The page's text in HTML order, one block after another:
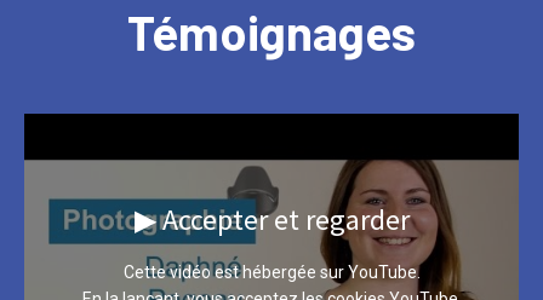
Témoignages
▶ Accepter et regarder
Cette vidéo est hébergée sur YouTube.